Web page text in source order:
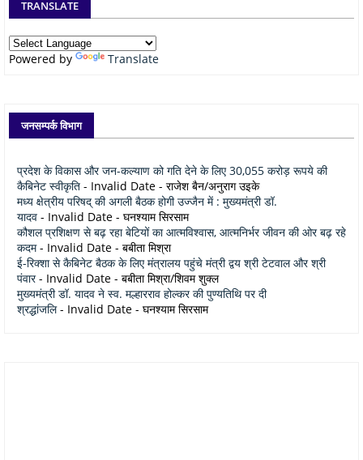
TRANSLATE
Powered by Translate
जनसम्पर्क विभाग
प्रदेश के विकास और जन-कल्याण को गति देने के लिए 30,055 करोड़ रूपये की
कैबिनेट स्वीकृति - Invalid Date - राजेश बैन/अनुराग उइके
मध्य क्षेत्रीय परिषद् की अगली बैठक होगी उज्जैन में : मुख्यमंत्री डॉ.
यादव - Invalid Date - घनश्याम सिरसाम
कौशल प्रशिक्षण से बढ़ रहा बेटियों का आत्मविश्वास, आत्मनिर्भर जीवन की ओर बढ़ रहे
कदम- Invalid Date - बबीता मिश्रा
ई-रिक्शा से कैबिनेट बैठक के लिए मंत्रालय पहुंचे मंत्री द्वय श्री टेटवाल और श्री
पंवार- Invalid Date - बबीता मिश्रा/शिवम शुक्ल
मुख्यमंत्री डॉ. यादव ने स्व. मल्हारराव होल्कर की पुण्यतिथि पर दी
श्रद्धांजलि- Invalid Date - घनश्याम सिरसाम